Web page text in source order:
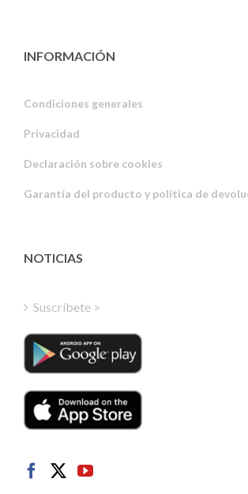
INFORMACIÓN
Condiciones generales
Privacidad
Declaración sobre cookies
Garantía del producto y política de
NOTICIAS
Suscríbete >